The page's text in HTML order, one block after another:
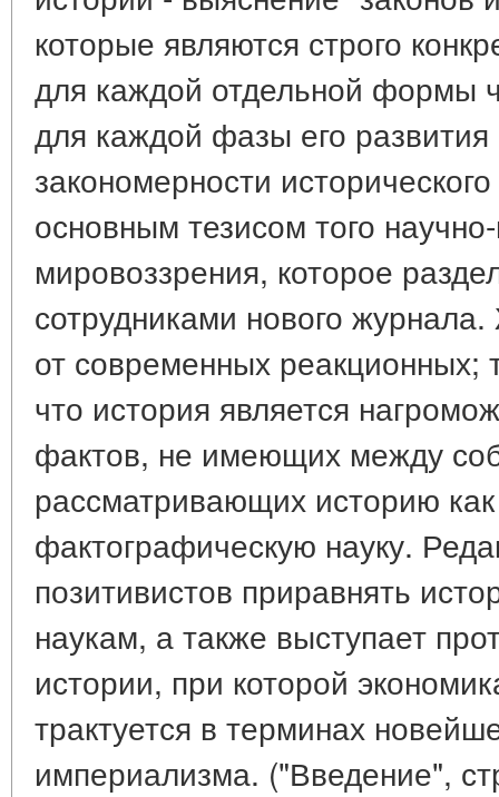
которые являются строго
для каждой отдельной формы
для каждой фазы его
закономерности
основным тезисом того
мировоззрения, которое
сотрудниками нового
от современных
что история является
фактов, не имеющих между
рассматривающих историю
фактографическую науку.
позитивистов приравнять
наукам, а также выступает
истории, при которой
трактуется в терминах
империализма. ("Введение",